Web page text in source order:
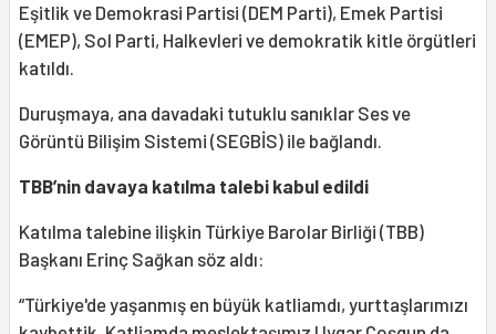
Eşitlik ve Demokrasi Partisi (DEM Parti), Emek Partisi
(EMEP), Sol Parti, Halkevleri ve demokratik kitle örgütleri
katıldı.
Duruşmaya, ana davadaki tutuklu sanıklar Ses ve
Görüntü Bilişim Sistemi (SEGBİS) ile bağlandı.
TBB’nin davaya katılma talebi kabul edildi
Katılma talebine ilişkin Türkiye Barolar Birliği (TBB)
Başkanı Erinç Sağkan söz aldı:
“Türkiye'de yaşanmış en büyük katliamdı, yurttaşlarımızı